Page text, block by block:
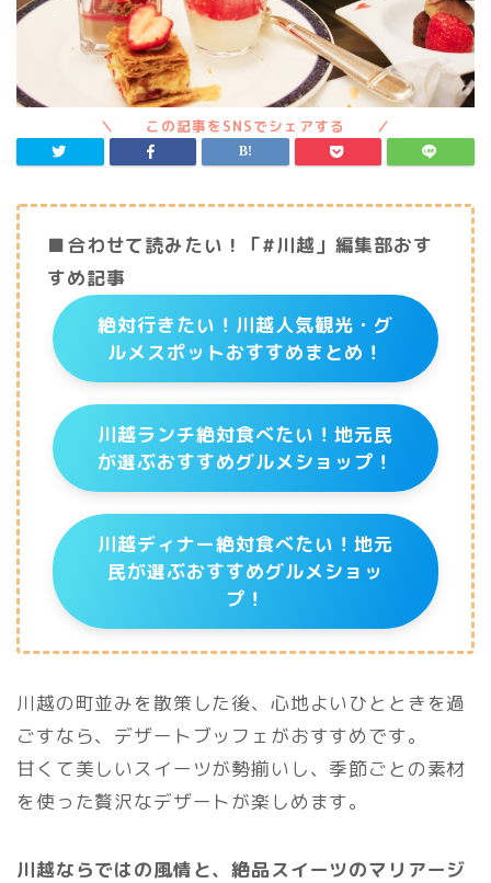
■合わせて読みたい！「#川越」編集部おす
すめ記事
絶対行きたい！川越人気観光・グ
ルメスポットおすすめまとめ！
川越ランチ絶対食べたい！地元民
が選ぶおすすめグルメショップ！
川越ディナー絶対食べたい！地元
民が選ぶおすすめグルメショッ
プ！
川越の町並みを散策した後、心地よいひとときを過
ごすなら、デザートブッフェがおすすめです。
甘くて美しいスイーツが勢揃いし、季節ごとの素材
を使った贅沢なデザートが楽しめます。
川越ならではの風情と、絶品スイーツのマリアージ